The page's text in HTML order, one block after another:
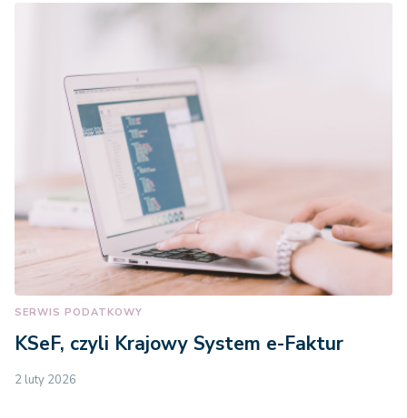
SERWIS PODATKOWY
KSeF, czyli Krajowy System e-Faktur
2 luty 2026